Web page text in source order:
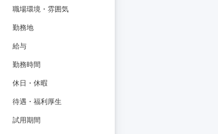
職場環境・雰囲気
勤務地
給与
勤務時間
休日・休暇
待遇・福利厚生
試用期間